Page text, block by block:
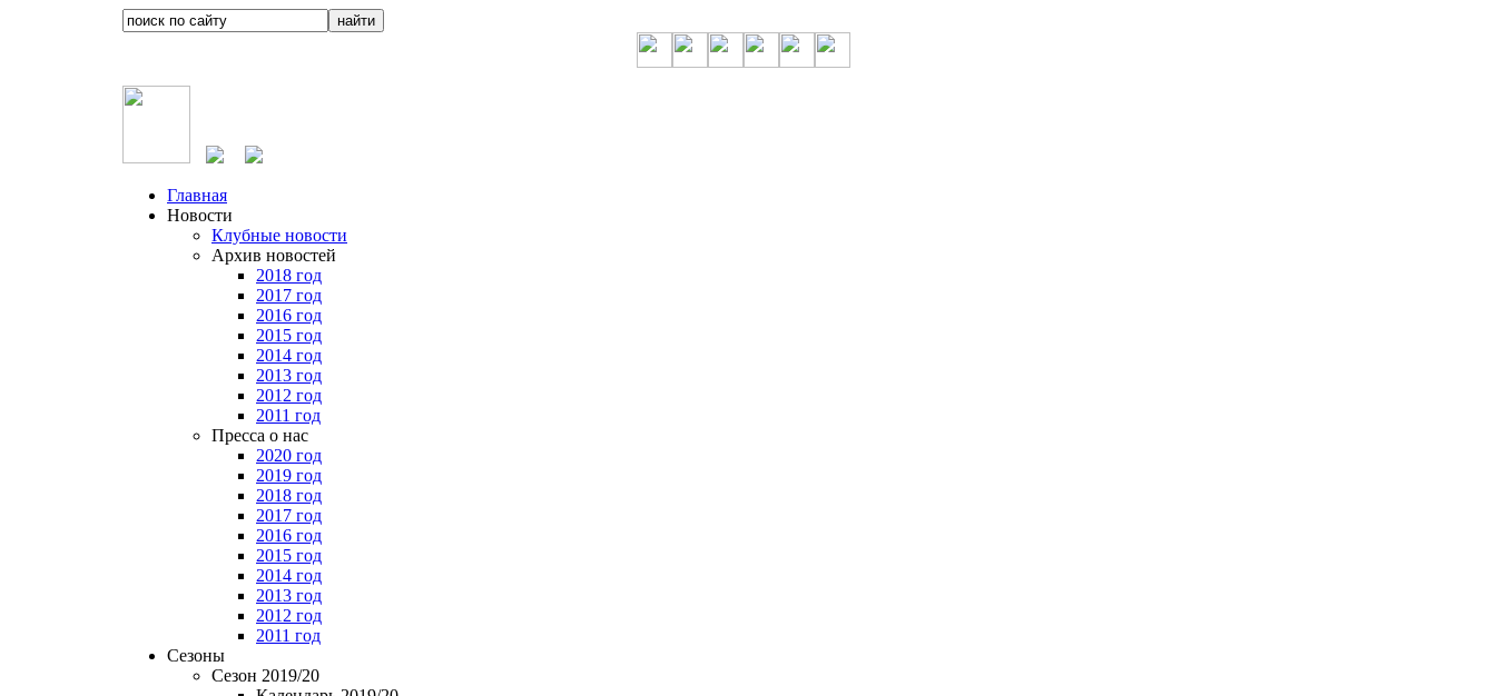
Главная
Новости
Клубные новости
Архив новостей
2018 год
2017 год
2016 год
2015 год
2014 год
2013 год
2012 год
2011 год
Пресса о нас
2020 год
2019 год
2018 год
2017 год
2016 год
2015 год
2014 год
2013 год
2012 год
2011 год
Сезоны
Сезон 2019/20